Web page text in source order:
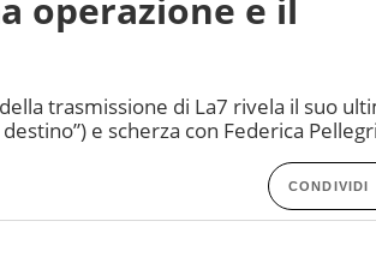
operazione e il
trasmissione di La7 rivela il suo
e scherza con Federica
CONDIVIDI